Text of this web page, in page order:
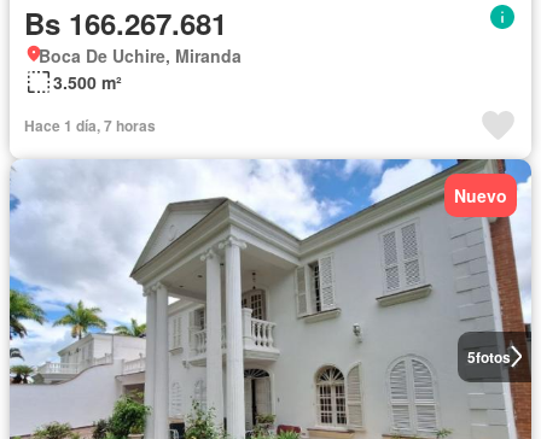
Bs 166.267.681
Boca De Uchire, Miranda
3.500 m²
Hace 1 día, 7 horas
5fotos
Nuevo